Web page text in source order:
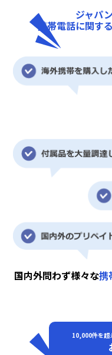
ジャパ
携帯電話に関す
国内外問わず様々な携
10,000件を超